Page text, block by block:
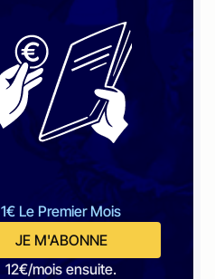
1€ Le Premier Mois
JE M'ABONNE
12€/mois ensuite.